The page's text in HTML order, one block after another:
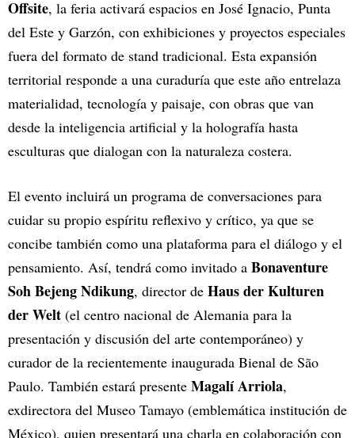
Offsite, la feria activará espacios en José Ignacio, Punta
del Este y Garzón, con exhibiciones y proyectos especiales
fuera del formato de stand tradicional. Esta expansión
territorial responde a una curaduría que este año entrelaza
materialidad, tecnología y paisaje, con obras que van
desde la inteligencia artificial y la holografía hasta
esculturas que dialogan con la naturaleza costera.
El evento incluirá un programa de conversaciones para
cuidar su propio espíritu reflexivo y crítico, ya que se
concibe también como una plataforma para el diálogo y el
pensamiento. Así, tendrá como invitado a Bonaventure
Soh Bejeng Ndikung, director de Haus der Kulturen
der Welt (el centro nacional de Alemania para la
presentación y discusión del arte contemporáneo) y
curador de la recientemente inaugurada Bienal de São
Paulo. También estará presente Magalí Arriola,
exdirectora del Museo Tamayo (emblemática institución de
México), quien presentará una charla en colaboración con